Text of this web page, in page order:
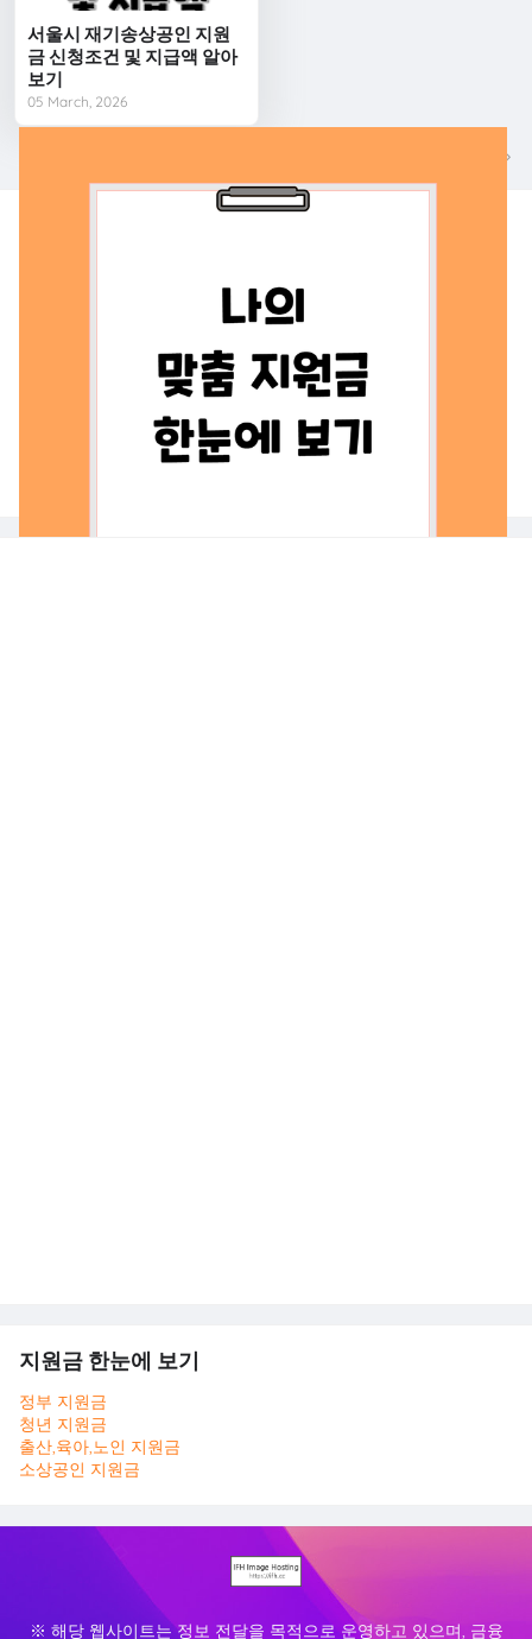
서울시 재기송상공인 지원
금 신청조건 및 지급액 알아
보기
05 March, 2026
지원금 한눈에 보기
정부 지원금
청년 지원금
출산,육아,노인 지원금
소상공인 지원금
※ 해당 웹사이트는 정보 전달을 목적으로 운영하고 있으며, 금융